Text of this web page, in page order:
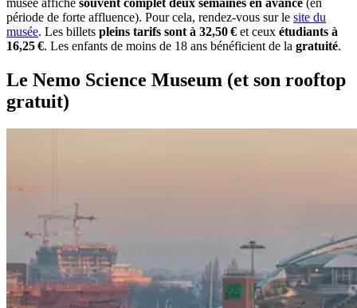
musée affiche souvent complet deux semaines en avance (en
période de forte affluence). Pour cela, rendez-vous sur le site du
musée. Les billets pleins tarifs sont à 32,50 € et ceux étudiants à
16,25 €. Les enfants de moins de 18 ans bénéficient de la gratuité.
Le Nemo Science Museum (et son rooftop
gratuit)